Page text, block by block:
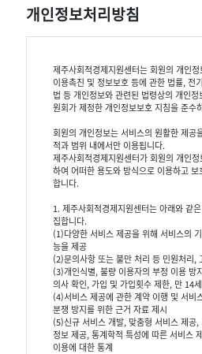
개인정보처리방침
제주사회적경제지원센터는 회원의 개인
이용촉진 및 정보보호 등에 관한 법률, 전
법 등 개인정보와 관련된 법령상의 개인
원회가 제정한 개인정보보호 지침을 준수
회원의 개인정보는 서비스의 원활한 제공
적과 범위 내에서만 이용됩니다.
제주사회적경제지원센터가 회원의 개인
하여 어떠한 용도와 방식으로 이용하고
합니다.
1. 제주사회적경제지원센터는 아래와 같
집합니다.
(1)다양한 서비스 제공을 위해 서비스의
능을 제공
(2)문의사항 또는 불만 처리 등 민원처리,
(3)개인식별, 불량 이용자의 부정 이용 방
의사 확인, 가입 및 가입횟수 제한, 만 14
(4)서비스 제공에 관한 계약 이행 및 서비
분쟁 방지를 위한 근거 자료 제시
(5)신규 서비스 개발, 맞춤형 서비스 제공
정보 제공, 통계학적 특성에 따른 서비스
이용에 대한 통계